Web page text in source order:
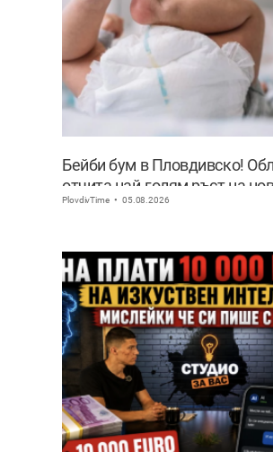
Бейби бум в Пловдивско!
отчита най-голям ръст на
извън София
PlovdivTime 05.08.2026